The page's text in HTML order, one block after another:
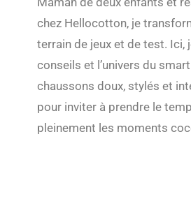
chez Hellocotton, je
terrain de jeux et de test. Ici,
conseils et l’univers du
chaussons doux, stylés et
pour inviter à prendre le
pleinement les moments